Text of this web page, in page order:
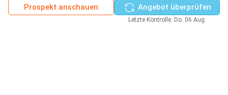
Prospekt anschauen
Angebot überprüfen
Letzte Kontrolle: Do. 06 Aug.